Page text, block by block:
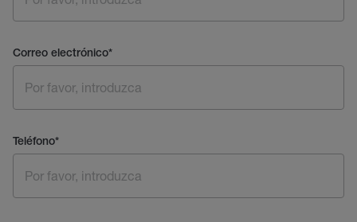
Correo electrónico*
Teléfono*